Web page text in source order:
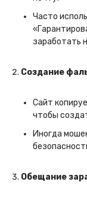
Часто
заработать
Создание
Сайт
чтобы
Иногда
Обещание